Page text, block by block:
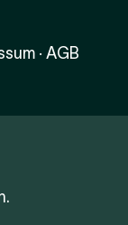
· AGB